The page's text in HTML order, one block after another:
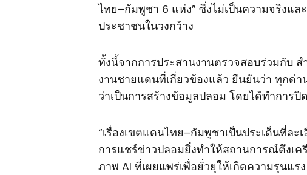
ไทย–กัมพูชา 6 แห่ง” ซึ่งไม่เป็นความจริงแ
ประชาชนในวงกว้าง
ทั้งนี้จากการประสานงานตรวจสอบร่วมกับ
งานชายแดนที่เกี่ยวข้องแล้ว ยืนยันว่า ทุกด่
ว่าเป็นการสร้างข้อมูลปลอม โดยได้ทำการปิ
“เรื่องเขตแดนไทย–กัมพูชาเป็นประเด็นที่ล
การแชร์ข่าวปลอมยิ่งทำให้สถานการณ์ตึงเ
ภาพ AI ที่เผยแพร่เพื่อยั่วยุให้เกิดความรุนแร